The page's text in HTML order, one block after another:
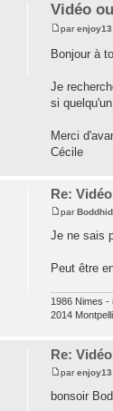
Vidéo
parenjoy13
Bonjour à
Je
si
Merci
Cécile
Re:
par
Je ne sais
Peut être
1986 Nimes
2014
Re:
parenjoy13
bonsoir